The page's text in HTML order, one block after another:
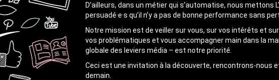
D’ailleurs, dans un métier qui s’automatise, nous mettons
persuadé·e·s qu’il n’y a pas de bonne performance sans
Notre mission est de veiller sur vous, sur vos intérêts et
vos problématiques et vous accompagner main dans la
globale des leviers média – est notre priorité.
Ceci est une invitation à la découverte, rencontrons-nous
demain.